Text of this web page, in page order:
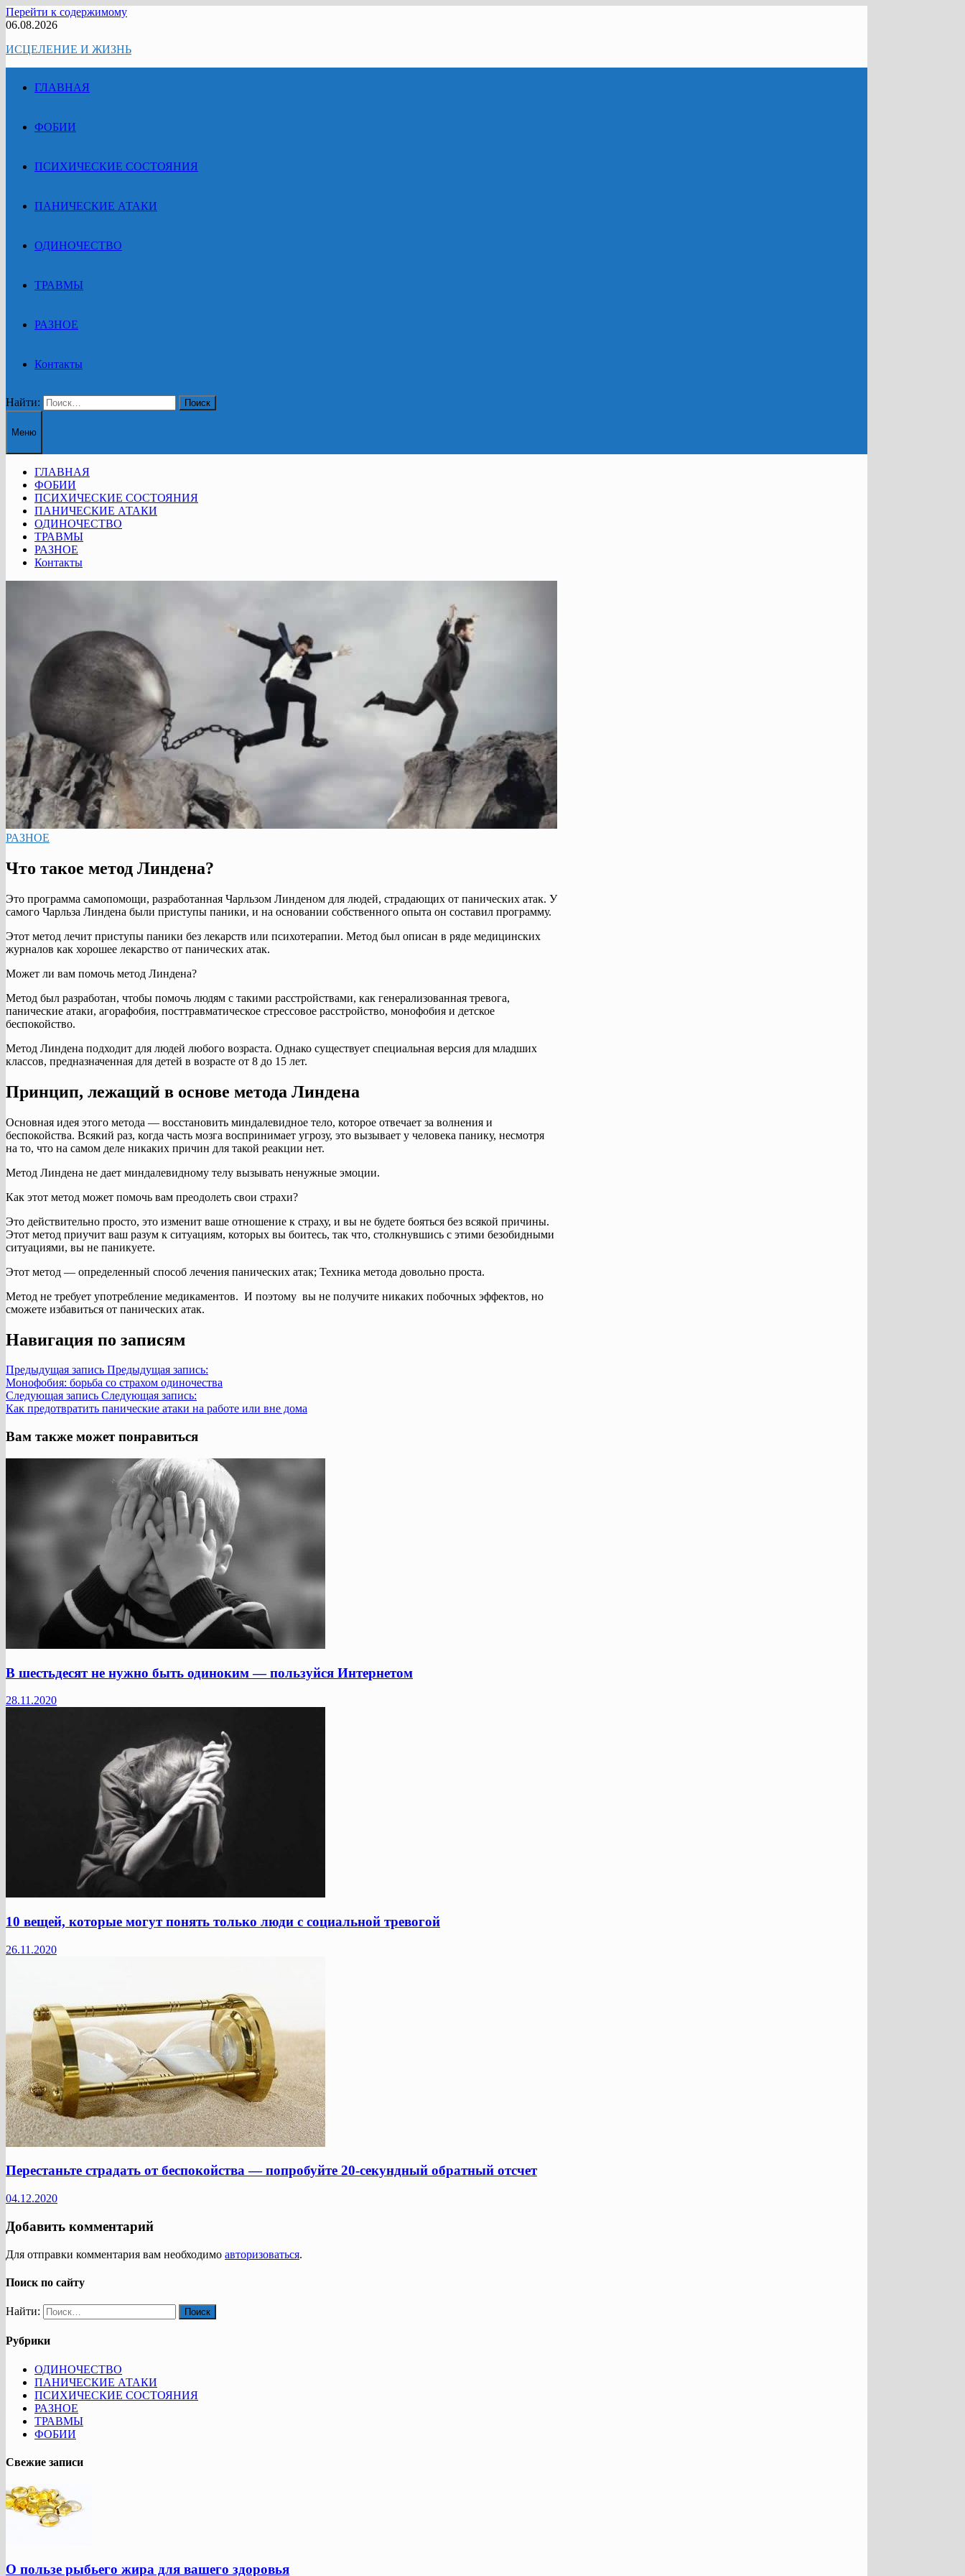
Перейти к содержимому
06.08.2026
ИСЦЕЛЕНИЕ И ЖИЗНЬ
ГЛАВНАЯ
ФОБИИ
ПСИХИЧЕСКИЕ СОСТОЯНИЯ
ПАНИЧЕСКИЕ АТАКИ
ОДИНОЧЕСТВО
ТРАВМЫ
РАЗНОЕ
Контакты
Найти:
Меню
ГЛАВНАЯ
ФОБИИ
ПСИХИЧЕСКИЕ СОСТОЯНИЯ
ПАНИЧЕСКИЕ АТАКИ
ОДИНОЧЕСТВО
ТРАВМЫ
РАЗНОЕ
Контакты
РАЗНОЕ
Что такое метод Линдена?
Это программа самопомощи, разработанная Чарльзом Линденом для людей, страдающих от панических атак. У
самого Чарльза Линдена были приступы паники, и на основании собственного опыта он составил программу.
Этот метод лечит приступы паники без лекарств или психотерапии. Метод был описан в ряде медицинских
журналов как хорошее лекарство от панических атак.
Может ли вам помочь метод Линдена?
Метод был разработан, чтобы помочь людям с такими расстройствами, как генерализованная тревога,
панические атаки, агорафобия, посттравматическое стрессовое расстройство, монофобия и детское
беспокойство.
Метод Линдена подходит для людей любого возраста. Однако существует специальная версия для младших
классов, предназначенная для детей в возрасте от 8 до 15 лет.
Принцип, лежащий в основе метода Линдена
Основная идея этого метода — восстановить миндалевидное тело, которое отвечает за волнения и
беспокойства. Всякий раз, когда часть мозга воспринимает угрозу, это вызывает у человека панику, несмотря
на то, что на самом деле никаких причин для такой реакции нет.
Метод Линдена не дает миндалевидному телу вызывать ненужные эмоции.
Как этот метод может помочь вам преодолеть свои страхи?
Это действительно просто, это изменит ваше отношение к страху, и вы не будете бояться без всякой причины.
Этот метод приучит ваш разум к ситуациям, которых вы боитесь, так что, столкнувшись с этими безобидными
ситуациями, вы не паникуете.
Этот метод — определенный способ лечения панических атак; Техника метода довольно проста.
Метод не требует употребление медикаментов. И поэтому вы не получите никаких побочных эффектов, но
сможете избавиться от панических атак.
Навигация по записям
Предыдущая запись Предыдущая запись:
Монофобия: борьба со страхом одиночества
Следующая запись Следующая запись:
Как предотвратить панические атаки на работе или вне дома
Вам также может понравиться
В шестьдесят не нужно быть одиноким — пользуйся Интернетом
28.11.2020
10 вещей, которые могут понять только люди с социальной тревогой
26.11.2020
Перестаньте страдать от беспокойства — попробуйте 20-секундный обратный отсчет
04.12.2020
Добавить комментарий
Для отправки комментария вам необходимо авторизоваться.
Поиск по сайту
Найти:
Рубрики
ОДИНОЧЕСТВО
ПАНИЧЕСКИЕ АТАКИ
ПСИХИЧЕСКИЕ СОСТОЯНИЯ
РАЗНОЕ
ТРАВМЫ
ФОБИИ
Свежие записи
О пользе рыбьего жира для вашего здоровья